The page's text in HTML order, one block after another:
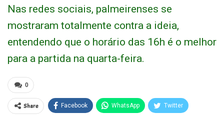
Nas redes sociais, palmeirenses se
mostraram totalmente contra a ideia,
entendendo que o horário das 16h é o melhor
para a partida na quarta-feira.
0
Share Facebook WhatsApp Twitter